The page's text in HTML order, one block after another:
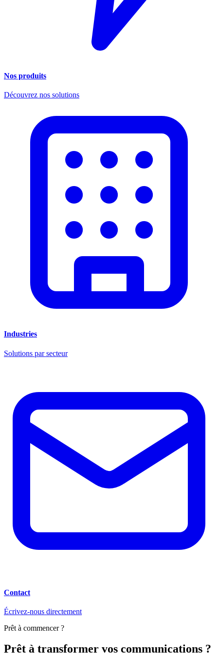
Nos produits
Découvrez nos solutions
Industries
Solutions par secteur
Contact
Écrivez-nous directement
Prêt à commencer ?
Prêt à transformer vos communications ?